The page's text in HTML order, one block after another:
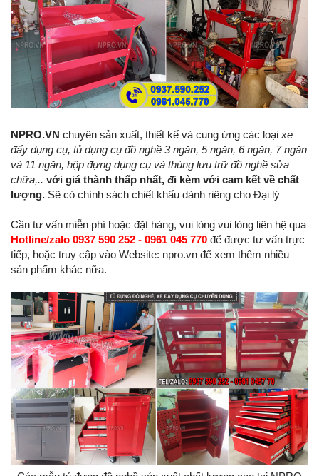
NPRO.VN chuyên sản xuất, thiết kế và cung ứng các loại xe
đẩy dụng cụ, tủ dụng cụ đồ nghề 3 ngăn, 5 ngăn, 6 ngăn, 7 ngăn
và 11 ngăn, hộp đựng dụng cụ và thùng lưu trữ đồ nghề sửa
chữa,.. với giá thành thấp nhất, đi kèm với cam kết về chất
lượng. Sẽ có chính sách chiết khấu dành riêng cho Đại lý
Cần tư vấn miễn phí hoặc đặt hàng, vui lòng vui lòng liên hệ qua
Hotline/zalo 0937 590 252 - 0961 045 770 để được tư vấn trực
tiếp, hoặc truy cập vào Website: npro.vn để xem thêm nhiều
sản phẩm khác nữa.